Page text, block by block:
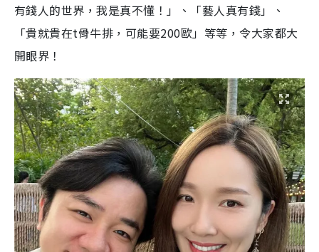
有錢人的世界，我是真不懂！」、「藝人真有錢」、
「貴就貴在t骨牛排，可能要200歐」等等，令大家都大
開眼界！